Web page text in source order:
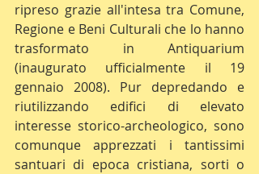
ripreso grazie all'intesa tra Comune,
Regione e Beni Culturali che lo hanno
trasformato in Antiquarium
(inaugurato ufficialmente il 19
gennaio 2008). Pur depredando e
riutilizzando edifici di elevato
interesse storico-archeologico, sono
comunque apprezzati i tantissimi
santuari di epoca cristiana, sorti o